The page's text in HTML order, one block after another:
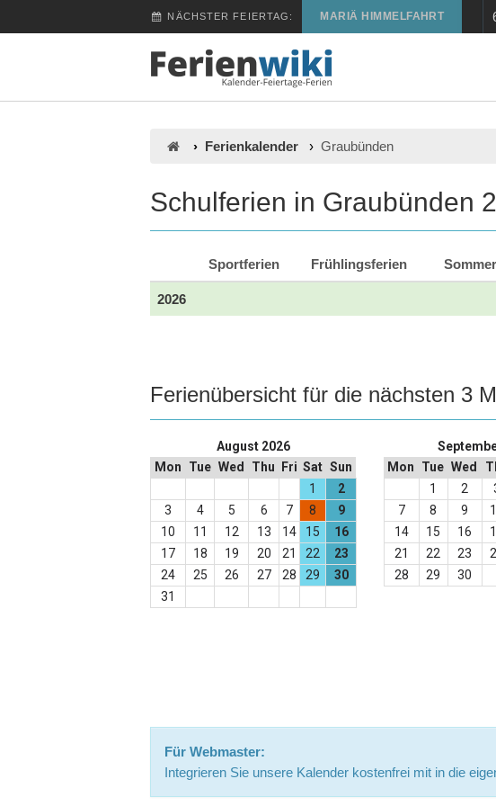
NÄCHSTER FEIERTAG: MARIÄ HIMMELFAHRT
Ferienkalender Graubünden
Schulferien in Graubünden
Sportferien Frühlingsferien
2026
Ferienübersicht für die nächsten 3
August 2026
Mon
Tue Wed Thu Fri Sat Sun
1
2
3
4 5 6 7 8
9
10
11 12 13 14 15
16
17
18 19 20 21 22
23
24
25 26 27 28 29
30
31
Mon
Tue Wed
1
2
7
8 9
14
15 16
21
22 23
28
29 30
Für Webmaster:
Integrieren Sie unsere Kalender kostenfrei mit in die